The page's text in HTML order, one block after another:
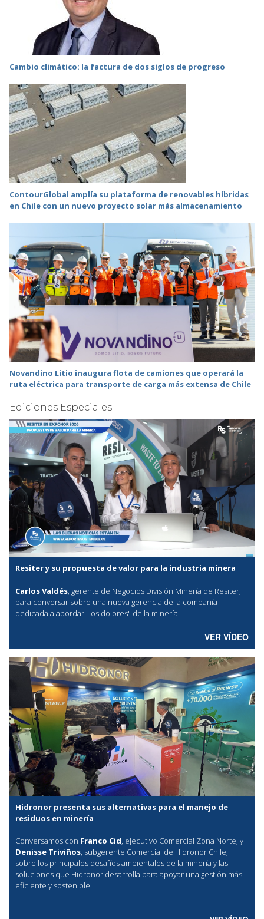
Cambio climático: la factura de dos siglos de progreso
ContourGlobal amplía su plataforma de renovables híbridas
en Chile con un nuevo proyecto solar más almacenamiento
Novandino Litio inaugura flota de camiones que operará la
ruta eléctrica para transporte de carga más extensa de Chile
Ediciones Especiales
Resiter y su propuesta de valor para la industria minera
Carlos Valdés, gerente de Negocios División Minería de Resiter,
para conversar sobre una nueva gerencia de la compañía
dedicada a abordar "los dolores" de la minería.
VER VÍDEO
Hidronor presenta sus alternativas para el manejo de
residuos en minería
Conversamos con Franco Cid, ejecutivo Comercial Zona Norte, y
Denisse Triviños, subgerente Comercial de Hidronor Chile,
sobre los principales desafíos ambientales de la minería y las
soluciones que Hidronor desarrolla para apoyar una gestión más
eficiente y sostenible.